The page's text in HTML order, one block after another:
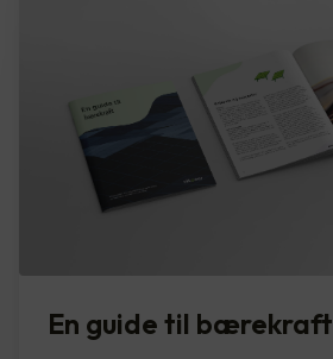
En guide til bærekraft